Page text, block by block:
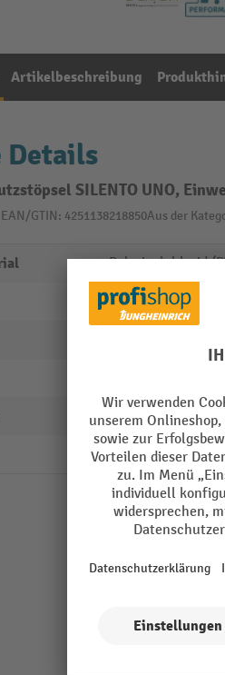
Artikelbeschreibung
Details
SILENTO UNO,
GTIN: 4251138218850Aus der
Polyvinylchlorid
1 kg
nein
34 dB